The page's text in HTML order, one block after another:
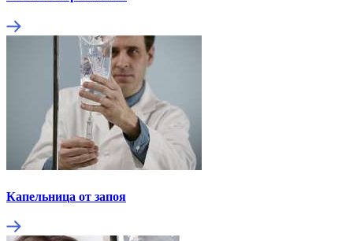
Капельница от запоя